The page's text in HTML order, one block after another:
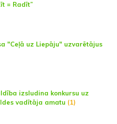
= Radīt”
"Ceļā uz Liepāju" uzvarētājus
izsludina konkursu uz
vadītāja amatu (1)